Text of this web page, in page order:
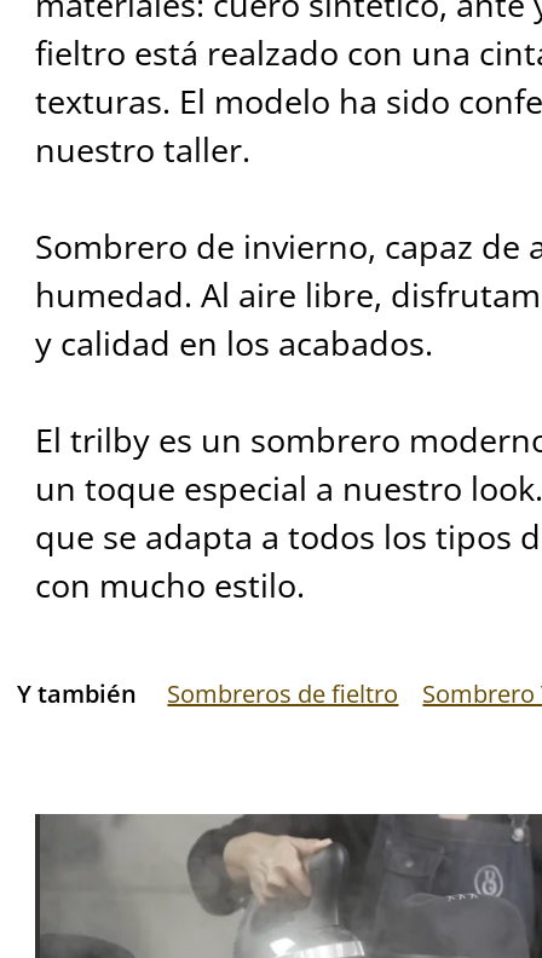
fieltro está realzado con una
texturas. El modelo ha sido
nuestro taller.
Sombrero de invierno, capaz de
humedad. Al aire libre,
y calidad en los acabados.
El trilby es un sombrero
un toque especial a nuestro
que se adapta a todos los tipos
con mucho estilo.
Y también Sombreros de fieltro Sombrero